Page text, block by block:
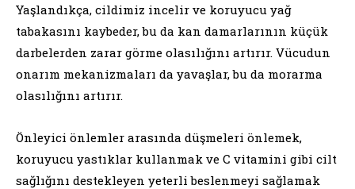
Yaşlandıkça, cildimiz incelir ve koruyucu yağ
tabakasını kaybeder, bu da kan damarlarının küçük
darbelerden zarar görme olasılığını artırır. Vücudun
onarım mekanizmaları da yavaşlar, bu da morarma
olasılığını artırır.
Önleyici önlemler arasında düşmeleri önlemek,
koruyucu yastıklar kullanmak ve C vitamini gibi cilt
sağlığını destekleyen yeterli beslenmeyi sağlamak